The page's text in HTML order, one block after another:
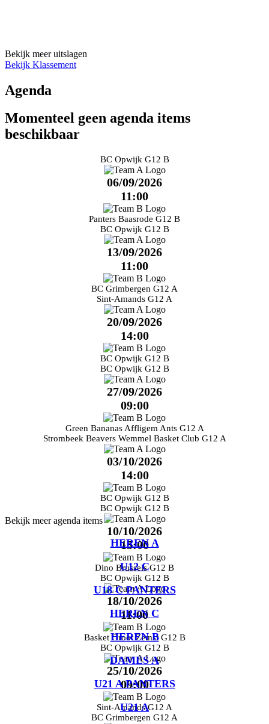
Bekijk meer uitslagen
Bekijk Klassement
Agenda
Momenteel geen agenda items
beschikbaar
BC Opwijk G12 B
06/09/2026
11:00
Panters Baasrode G12 B
BC Opwijk G12 B
13/09/2026
11:00
BC Grimbergen G12 A
Sint-Amands G12 A
20/09/2026
14:00
BC Opwijk G12 B
BC Opwijk G12 B
27/09/2026
09:00
Green Bananas Affligem Ants G12 A
Strombeek Beavers Wemmel Basket Club G12 A
03/10/2026
14:00
BC Opwijk G12 B
BC Opwijk G12 B
10/10/2026
15:00
Dino Brussels G12 B
BC Opwijk G12 B
18/10/2026
11:00
Basket Groot Zemst G12 B
BC Opwijk G12 B
25/10/2026
09:00
Sint-Amands G12 A
BC Grimbergen G12 A
Bekijk meer agenda items
HEREN A
U12 C
U18 C PANTERS
HEREN C
HEREN B
DAMES A
U21 A PANTERS
U21 A